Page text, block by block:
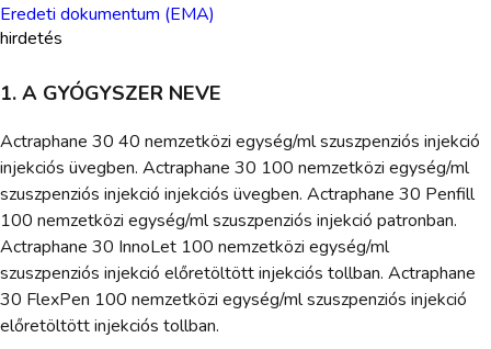
Eredeti dokumentum (EMA)
hirdetés
1. A GYÓGYSZER NEVE
Actraphane 30 40 nemzetközi egység/ml szuszpenziós injekció
injekciós üvegben. Actraphane 30 100 nemzetközi egység/ml
szuszpenziós injekció injekciós üvegben. Actraphane 30 Penfill
100 nemzetközi egység/ml szuszpenziós injekció patronban.
Actraphane 30 InnoLet 100 nemzetközi egység/ml
szuszpenziós injekció előretöltött injekciós tollban. Actraphane
30 FlexPen 100 nemzetközi egység/ml szuszpenziós injekció
előretöltött injekciós tollban.